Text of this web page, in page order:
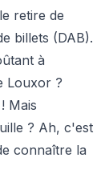
retire de
billets (DAB).
à
Louxor ?
Mais
? Ah, c'est
connaître la